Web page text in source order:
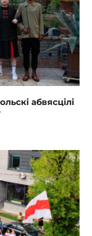
абвясцілі